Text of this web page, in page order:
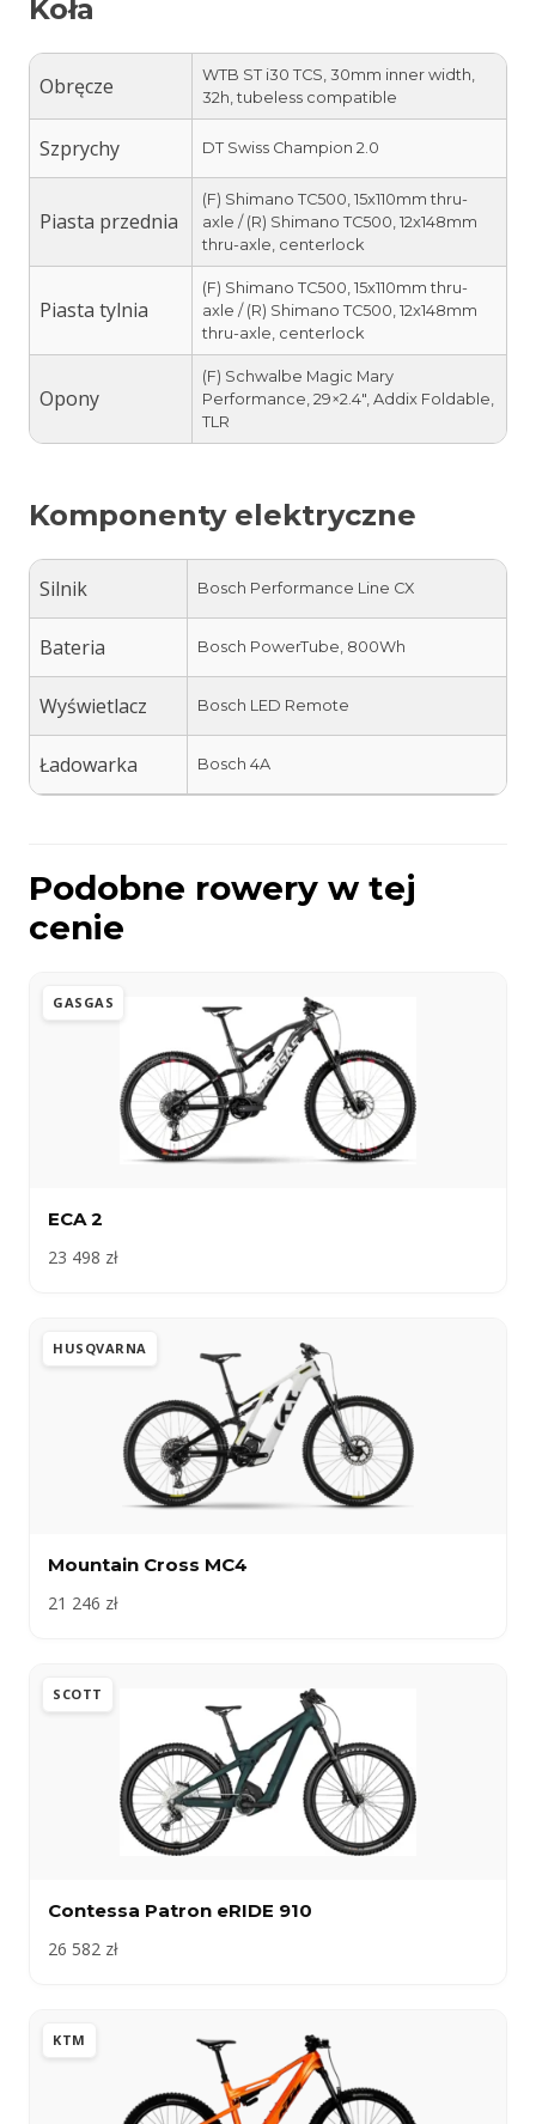
Koła
Obręcze
WTB ST i30 TCS, 30mm inner width,
32h, tubeless compatible
Szprychy DT Swiss Champion 2.0
Piasta przednia
(F) Shimano TC500, 15x110mm thru-
axle / (R) Shimano TC500, 12x148mm
thru-axle, centerlock
Piasta tylnia
(F) Shimano TC500, 15x110mm thru-
axle / (R) Shimano TC500, 12x148mm
thru-axle, centerlock
Opony
(F) Schwalbe Magic Mary
Performance, 29×2.4″, Addix Foldable,
TLR
Komponenty elektryczne
Silnik Bosch Performance Line CX
Bateria Bosch PowerTube, 800Wh
Wyświetlacz Bosch LED Remote
Ładowarka Bosch 4A
Podobne rowery w tej
cenie
GASGAS
ECA 2
23 498 zł
HUSQVARNA
Mountain Cross MC4
21 246 zł
SCOTT
Contessa Patron eRIDE 910
26 582 zł
KTM